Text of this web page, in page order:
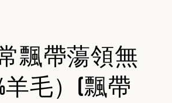
飄帶蕩領無
羊毛）(飄帶